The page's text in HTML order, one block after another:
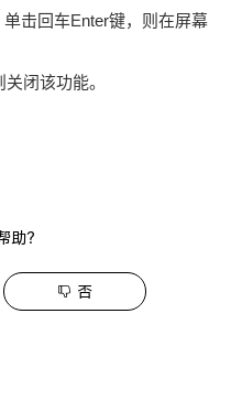
击回车Enter键，则在屏幕
关闭该功能。
助？
否